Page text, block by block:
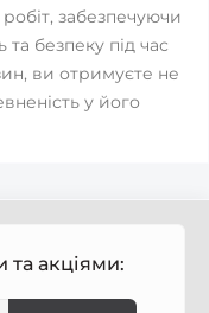
забезпечуючи
та безпеку під час
ви отримуєте не
у його
та акціями: